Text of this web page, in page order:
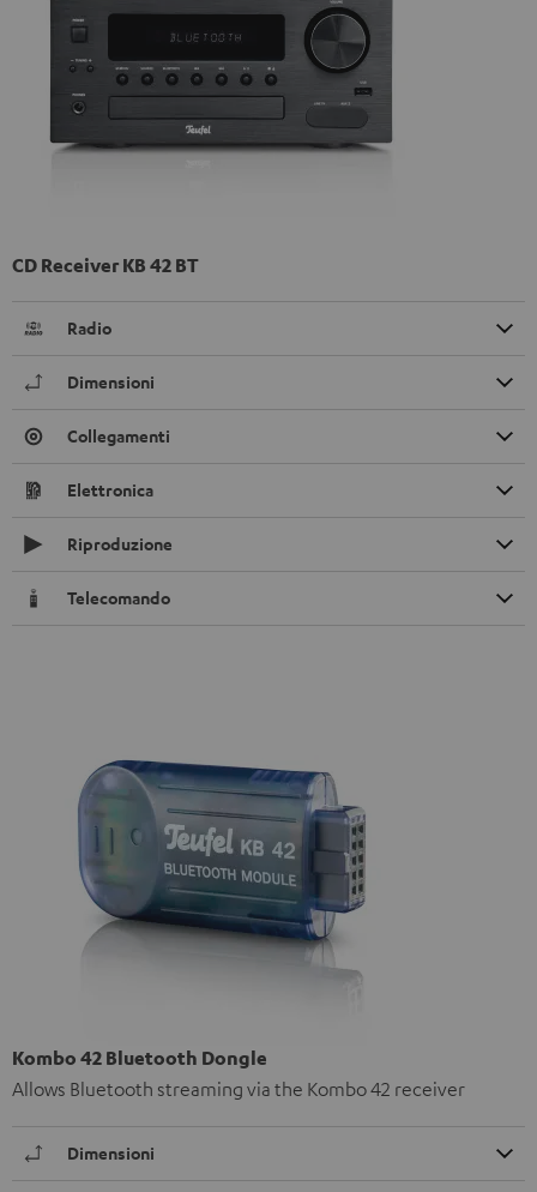
CD Receiver KB 42 BT
Radio
Dimensioni
Collegamenti
Elettronica
Riproduzione
Telecomando
Kombo 42 Bluetooth Dongle
Allows Bluetooth streaming via the Kombo 42 receiver
Dimensioni